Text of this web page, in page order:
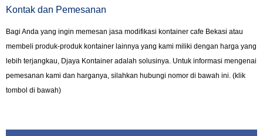
Kontak dan Pemesanan
Bagi Anda yang ingin memesan jasa modifikasi kontainer cafe Bekasi atau
membeli produk-produk kontainer lainnya yang kami miliki dengan harga yang
lebih terjangkau, Djaya Kontainer adalah solusinya. Untuk informasi mengenai
pemesanan kami dan harganya, silahkan hubungi nomor di bawah ini. (klik
tombol di bawah)